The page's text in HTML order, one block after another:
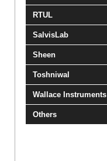
RTUL
SalvisLab
Sheen
Toshniwal
Wallace Instruments
Others